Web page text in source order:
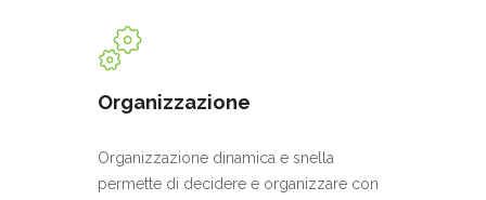
Organizzazione
Organizzazione dinamica e snella
permette di decidere e organizzare con